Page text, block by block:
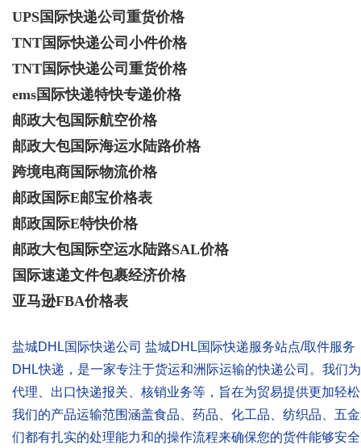
UPS国际快递公司重货价格
TNT国际快递公司小件价格
TNT国际快递公司重货价格
ems国际快递特快专递价格
邮政大包国际航空价格
邮政大包国际海运水陆路价格
跨境电商国际物流价格
邮政国际E邮宝价格表
邮政国际E特快价格
邮政大包国际空运水陆路SAL价格
国际速递文件包裹经济价格
亚马逊FBA价格表
盐城DHL国际快递公司 盐城DHL国际快递服务站点/取件服务
DHL快递，是一家专注于货运和洲际运输的快递公司。我们
代理、出口快递报关、核销业务等，旨在为贸易提供更加轻
我们的产品运输范围涵盖食品、药品、化工品、纺织品、五
们都有扎实的处理能力和的操作流程来确保您的货件能够安